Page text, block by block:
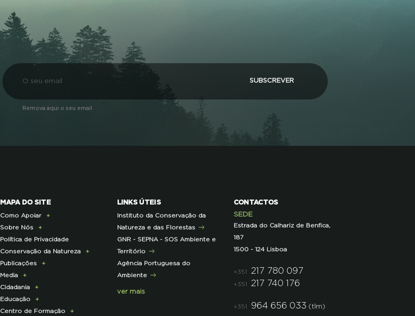
SUBSCREVER
Remova aqui o seu email
MAPA DO SITE
Como Apoiar
Doe Hoje
Consignação do IRS
Torne-se Associado
Pagamento Quotas
Parcerias Exclusivas aos
Associados
Parcerias de Apoio à LPN
Sobre Nós
Apresentação
História
Institucional
Membros da Direção
Nacional
Corpo Técnico
Infraestruturas
Política de Privacidade
Conservação da Natureza
Programa Lince
Programa Castro Verde
Sustentável
Programa Florestas
Projetos cofinanciados
Publicações
E-News
Centro de Documentação
Media
Comunicado de imprensa
Clipping
Press Kit
Cidadania
Campanhas
ECOs-Locais
Educação
Área dos Professores
Centro de Formação
LINKS ÚTEIS
Instituto da Conservação da
Natureza e das Florestas
GNR - SEPNA - SOS Ambiente e
Território
Agência Portuguesa do
Ambiente
ver mais
CONTACTOS
SEDE
Estrada do Calhariz de Benfica,
187
1500 - 124 Lisboa
+351 217 780 097
+351 217 740 176
+351 964 656 033 (tlm)